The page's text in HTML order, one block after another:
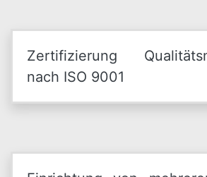
Zertifizierung
nach ISO 9001